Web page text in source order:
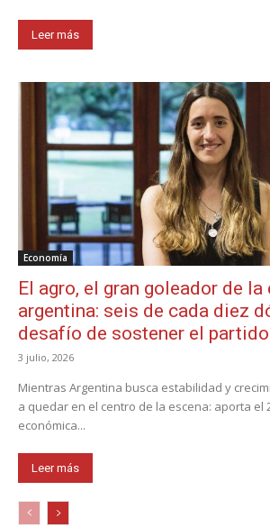
Leer más
Economía
El agro, el gran goleador de
argentina: seis de cada diez
desafío de sostener el partido
3 julio, 2026
Mientras Argentina busca estabilidad y
a quedar en el centro de la escena: aporta el
económica...
Leer más